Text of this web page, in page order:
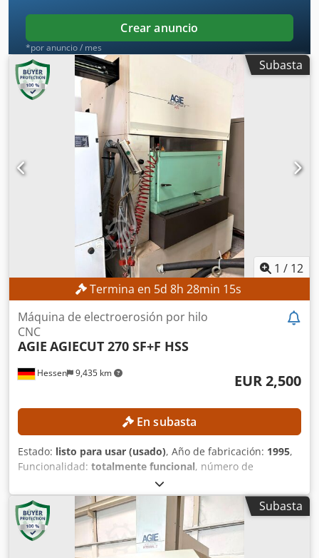
Crear anuncio
*por anuncio / mes
Subasta
1 / 12
Termina en 5d 8h 28min 12s
Hessen 9,435 km
Máquina de electroerosión por hilo
CNC
AGIE AGIECUT 270 SF+F HSS
EUR 2,500
En subasta
Estado: listo para usar (usado), Año de fabricación: 1995,
Funcionalidad: totalmente funcional, número de
, recorrido eje X:
recorrido del eje Y:250 mm, recorrido del eje Z:256 mm,
Diámetro del alambre (máx.):
0.33 mm , modelo de
controlador:AGIEVISION / AGIE HSS-Steuerung
mínimo: ¡venta garantizada al precio más alto!
Subasta